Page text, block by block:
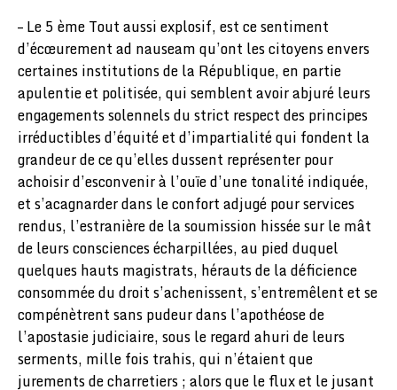
– Le 5 ème Tout aussi explosif, est ce sentiment
d’écœurement ad nauseam qu’ont les citoyens envers
certaines institutions de la République, en partie
apulentie et politisée, qui semblent avoir abjuré leurs
engagements solennels du strict respect des principes
irréductibles d’équité et d’impartialité qui fondent la
grandeur de ce qu’elles dussent représenter pour
achoisir d’esconvenir à l’ouïe d’une tonalité indiquée,
et s’acagnarder dans le confort adjugé pour services
rendus, l’estranière de la soumission hissée sur le mât
de leurs consciences écharpillées, au pied duquel
quelques hauts magistrats, hérauts de la déficience
consommée du droit s’achenissent, s’entremêlent et se
compénètrent sans pudeur dans l’apothéose de
l’apostasie judiciaire, sous le regard ahuri de leurs
serments, mille fois trahis, qui n’étaient que
jurements de charretiers ; alors que le flux et le jusant